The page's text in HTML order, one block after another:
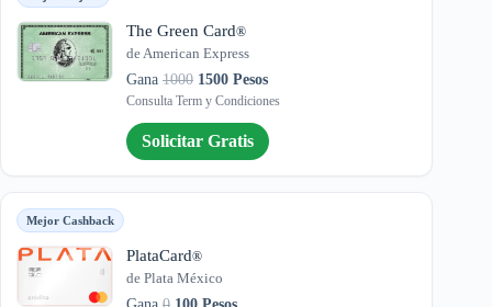
The Green Card®
de American Express
Gana 1000 1500 Pesos
Consulta Term y Condiciones
Solicitar Gratis
Mejor Cashback
PlataCard®
de Plata México